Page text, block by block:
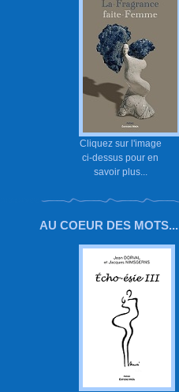
Cliquez sur l'image
ci-dessus pour en
savoir plus...
AU COEUR DES MOTS...